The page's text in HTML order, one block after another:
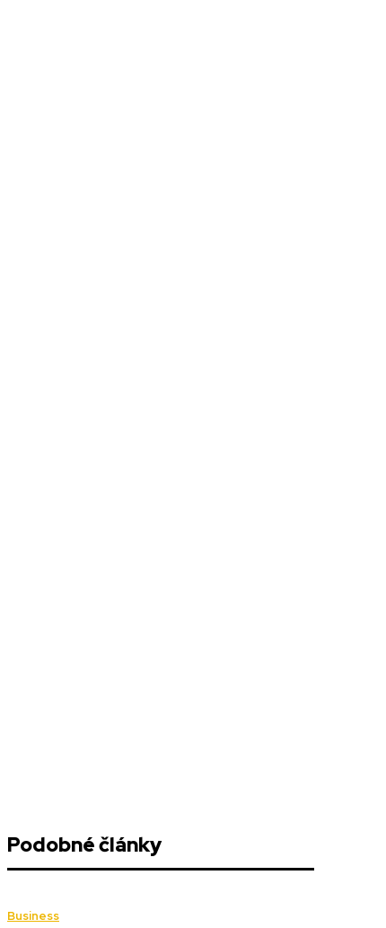
Podobné články
Business